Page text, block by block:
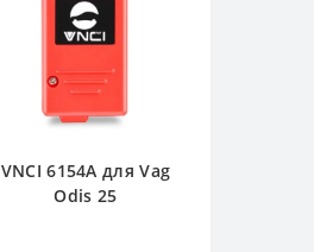
VNCI 6154A для Vag
Odis 25